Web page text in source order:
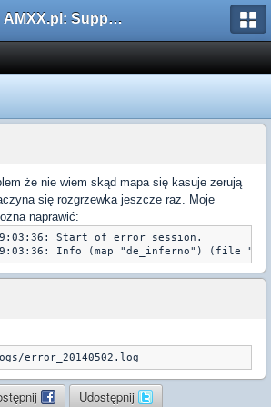
AMXX.pl: Support AMX Mod X i SourceMod
że nie wiem skąd mapa się kasuje zerują
się rozgrzewka jeszcze raz. Moje
naprawić:
Start of error session.
error_20140502.log
Udostępnij